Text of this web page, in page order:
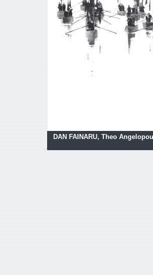
DAN FAINARU, Theo